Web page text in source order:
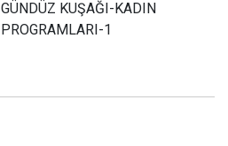
GÜNDÜZ KUŞAĞI-KADIN
PROGRAMLARI-1